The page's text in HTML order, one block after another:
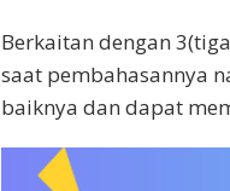
Berkaitan dengan
saat pembahasannya
baiknya dan dapat